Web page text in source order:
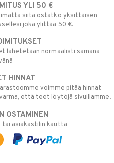
YLI 50 €
siitä ostatko yksittäisen
joka ylittää 50 €.
lähetetään normaalisti samana
HINNAT
voimme pitää hinnat
että teet löytöjä sivuillamme.
OSTAMINEN
tai asiakastilin kautta